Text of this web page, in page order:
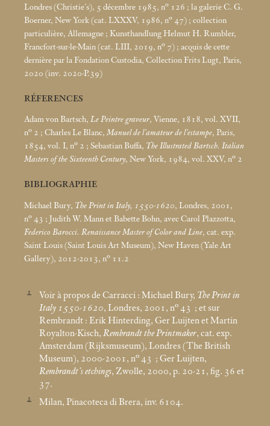
Londres (Christie’s), 5 décembre 1985, n° 126 ; la galerie C. G.
Boerner, New York (cat. LXXXV, 1986, n° 47) ; collection
particulière, Allemagne ; Kunsthandlung Helmut H. Rumbler,
Francfort-sur-le-Main (cat. LIII, 2019, n° 7) ; acquis de cette
dernière par la Fondation Custodia, Collection Frits Lugt, Paris,
2020 (inv. 2020-P.39)
RÉFERENCES
Adam von Bartsch, Le Peintre graveur, Vienne, 1818, vol. XVII,
n° 2 ; Charles Le Blanc, Manuel de l’amateur de l’estampe, Paris,
1854, vol. I, n° 2 ; Sebastian Buffa, The Illustrated Bartsch. Italian
Masters of the Sixteenth Century, New York, 1984, vol. XXV, n° 2
BIBLIOGRAPHIE
Michael Bury, The Print in Italy, 1550-1620, Londres, 2001,
n° 43 ; Judith W. Mann et Babette Bohn, avec Carol Plazzotta,
Federico Barocci. Renaissance Master of Color and Line, cat. exp.
Saint Louis (Saint Louis Art Museum), New Haven (Yale Art
Gallery), 2012-2013, n° 11.2
1 Voir à propos de Carracci : Michael Bury, The Print in
Italy 1550-1620, Londres, 2001, n° 43 ; et sur
Rembrandt : Erik Hinterding, Ger Luijten et Martin
Royalton-Kisch, Rembrandt the Printmaker, cat. exp.
Amsterdam (Rijksmuseum), Londres (The British
Museum), 2000-2001, n° 43 ; Ger Luijten,
Rembrandt’s etchings, Zwolle, 2000, p. 20-21, fig. 36 et
37.
2 Milan, Pinacoteca di Brera, inv. 6104.